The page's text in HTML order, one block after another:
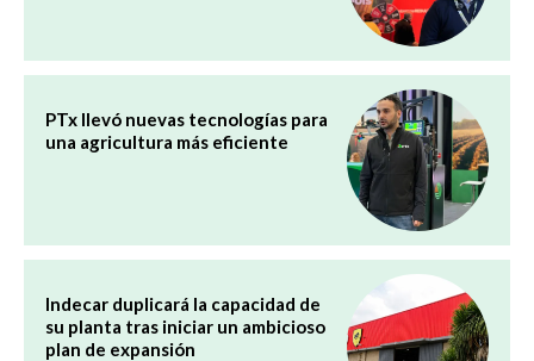
PTx llevó nuevas tecnologías para
una agricultura más eficiente
Indecar duplicará la capacidad de
su planta tras iniciar un ambicioso
plan de expansión